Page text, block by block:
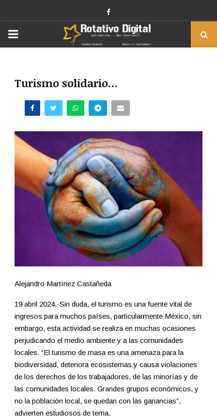
Facebook
PRIMARY
Turismo solidario…
Alejandro Martínez Castañeda
19 abril 2024.-Sin duda, el turismo es una fuente vital de
ingresos para muchos países, particularmente México, sin
embargo, esta actividad se realiza en muchas ocasiones
perjudicando el medio ambiente y a las comunidades
locales. “El turismo de masa es una amenaza para la
biodiversidad, deteriora ecosistemas y causa violaciones
de los derechos de los trabajadores, de las minorías y de
las comunidades locales. Grandes grupos económicos, y
no la población local, se quedan con las ganancias”,
advierten estudiosos de tema.